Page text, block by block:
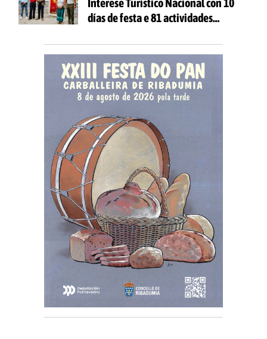
Interese Turístico Nacional con 10
días de festa e 81 actividades